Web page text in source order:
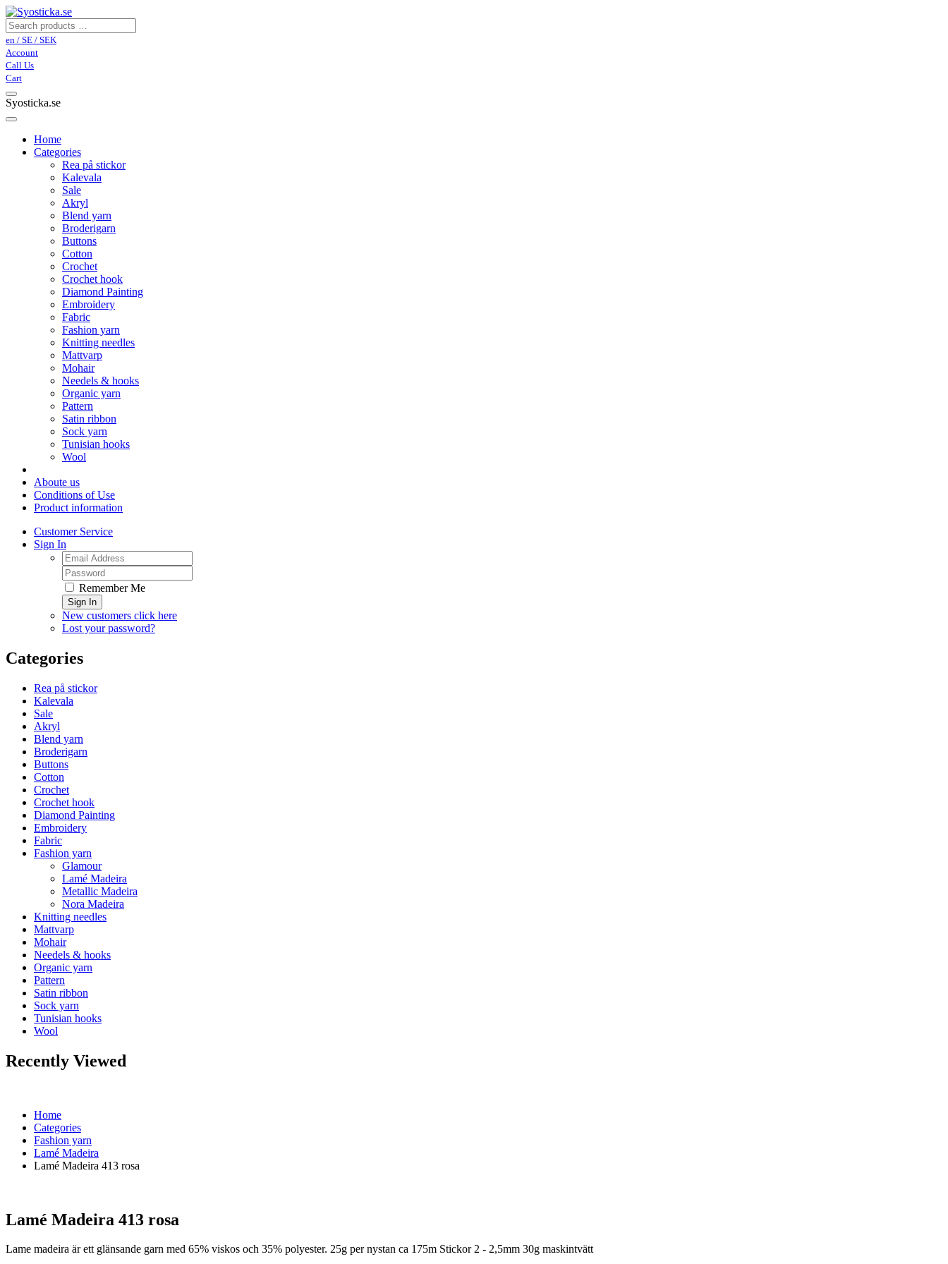
en / SE / SEK
Account
Call Us
Cart
Syosticka.se
Home
Categories
Rea på stickor
Kalevala
Sale
Akryl
Blend yarn
Broderigarn
Buttons
Cotton
Crochet
Crochet hook
Diamond Painting
Embroidery
Fabric
Fashion yarn
Knitting needles
Mattvarp
Mohair
Needels & hooks
Organic yarn
Pattern
Satin ribbon
Sock yarn
Tunisian hooks
Wool
Aboute us
Conditions of Use
Product information
Customer Service
Sign In
Remember Me
Sign In
New customers click here
Lost your password?
Categories
Rea på stickor
Kalevala
Sale
Akryl
Blend yarn
Broderigarn
Buttons
Cotton
Crochet
Crochet hook
Diamond Painting
Embroidery
Fabric
Fashion yarn
Glamour
Lamé Madeira
Metallic Madeira
Nora Madeira
Knitting needles
Mattvarp
Mohair
Needels & hooks
Organic yarn
Pattern
Satin ribbon
Sock yarn
Tunisian hooks
Wool
Recently Viewed
Home
Categories
Fashion yarn
Lamé Madeira
Lamé Madeira 413 rosa
Lamé Madeira 413 rosa
Lame madeira är ett glänsande garn med 65% viskos och 35% polyester. 25g per nystan ca 175m Stickor 2 - 2,5mm 30g maskintvätt